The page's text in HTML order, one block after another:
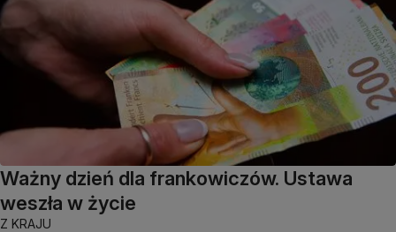
Ważny dzień dla frankowiczów. Ustawa
weszła w życie
Z KRAJU